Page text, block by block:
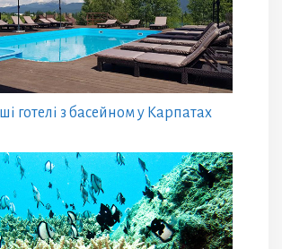
готелі з басейном у Карпатах